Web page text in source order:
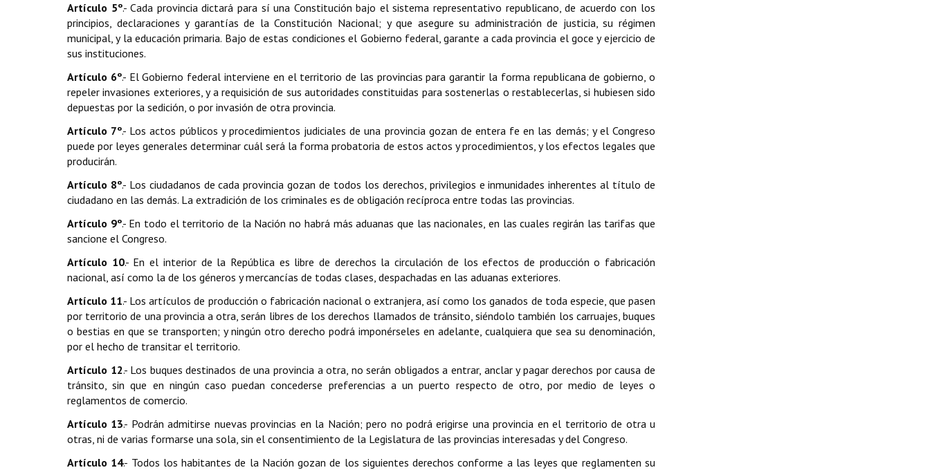
Artículo 5º.- Cada provincia dictará para sí una Constitución bajo el sistema representativo republicano, de acuerdo con los
principios, declaraciones y garantías de la Constitución Nacional; y que asegure su administración de justicia, su régimen
municipal, y la educación primaria. Bajo de estas condiciones el Gobierno federal, garante a cada provincia el goce y ejercicio de
sus instituciones.
Artículo 6º.- El Gobierno federal interviene en el territorio de las provincias para garantir la forma republicana de gobierno, o
repeler invasiones exteriores, y a requisición de sus autoridades constituidas para sostenerlas o restablecerlas, si hubiesen sido
depuestas por la sedición, o por invasión de otra provincia.
Artículo 7º.- Los actos públicos y procedimientos judiciales de una provincia gozan de entera fe en las demás; y el Congreso
puede por leyes generales determinar cuál será la forma probatoria de estos actos y procedimientos, y los efectos legales que
producirán.
Artículo 8º.- Los ciudadanos de cada provincia gozan de todos los derechos, privilegios e inmunidades inherentes al título de
ciudadano en las demás. La extradición de los criminales es de obligación recíproca entre todas las provincias.
Artículo 9º.- En todo el territorio de la Nación no habrá más aduanas que las nacionales, en las cuales regirán las tarifas que
sancione el Congreso.
Artículo 10.- En el interior de la República es libre de derechos la circulación de los efectos de producción o fabricación
nacional, así como la de los géneros y mercancías de todas clases, despachadas en las aduanas exteriores.
Artículo 11.- Los artículos de producción o fabricación nacional o extranjera, así como los ganados de toda especie, que pasen
por territorio de una provincia a otra, serán libres de los derechos llamados de tránsito, siéndolo también los carruajes, buques
o bestias en que se transporten; y ningún otro derecho podrá imponérseles en adelante, cualquiera que sea su denominación,
por el hecho de transitar el territorio.
Artículo 12.- Los buques destinados de una provincia a otra, no serán obligados a entrar, anclar y pagar derechos por causa de
tránsito, sin que en ningún caso puedan concederse preferencias a un puerto respecto de otro, por medio de leyes o
reglamentos de comercio.
Artículo 13.- Podrán admitirse nuevas provincias en la Nación; pero no podrá erigirse una provincia en el territorio de otra u
otras, ni de varias formarse una sola, sin el consentimiento de la Legislatura de las provincias interesadas y del Congreso.
Artículo 14.- Todos los habitantes de la Nación gozan de los siguientes derechos conforme a las leyes que reglamenten su